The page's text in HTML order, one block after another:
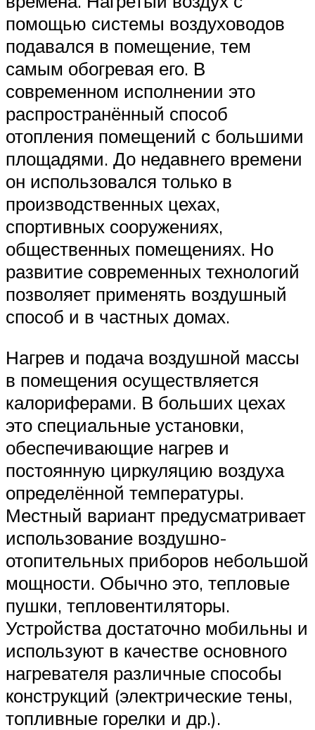
помощью системы воздуховодов
подавался в помещение, тем
самым обогревая его. В
современном исполнении это
распространённый способ
отопления помещений с большими
площадями. До недавнего времени
он использовался только в
производственных цехах,
спортивных сооружениях,
общественных помещениях. Но
развитие современных технологий
позволяет применять воздушный
способ и в частных домах.
Нагрев и подача воздушной массы
в помещения осуществляется
калориферами. В больших цехах
это специальные установки,
обеспечивающие нагрев и
постоянную циркуляцию воздуха
определённой температуры.
Местный вариант предусматривает
использование воздушно-
отопительных приборов небольшой
мощности. Обычно это, тепловые
пушки, тепловентиляторы.
Устройства достаточно мобильны и
используют в качестве основного
нагревателя различные способы
конструкций (электрические тены,
топливные горелки и др.).